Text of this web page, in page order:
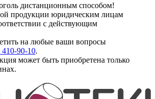
дистанционным способом!
продукции юридическим лицам
с действующим
на любые ваши вопросы
410-90-10.
может быть приобретена только